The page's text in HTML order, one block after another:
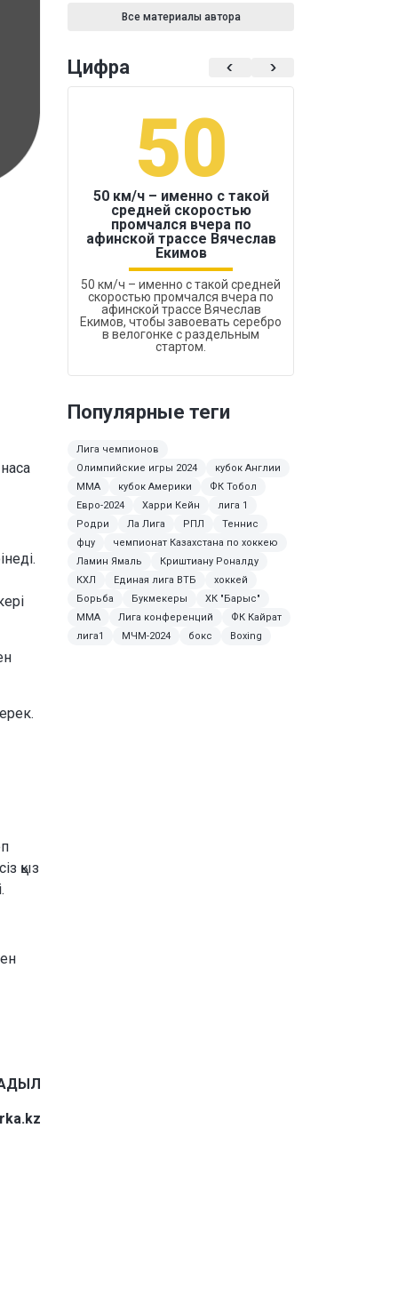
қыз
Все материалы автора
Цифра
50
50 км/ч – именно с такой
средней скоростью
промчался вчера по
афинской трассе Вячеслав
Екимов
50 км/ч – именно с такой средней
скоростью промчался вчера по
афинской трассе Вячеслав
Екимов, чтобы завоевать серебро
в велогонке с раздельным
стартом.
Популярные теги
Лига чемпионов
Олимпийские игры 2024
кубок Англии
ММА
кубок Америки
ФК Тобол
Евро-2024
Харри Кейн
лига 1
Родри
Ла Лига РПЛ
Теннис
фцу
чемпионат Казахстана по хоккею
Ламин Ямаль
Криштиану Роналду
КХЛ
Единая лига ВТБ
хоккей
Борьба
Букмекеры
ХК "Барыс"
MMA
Лига конференций
ФК Кайрат
лига1
МЧМ-2024 бокс Boxing